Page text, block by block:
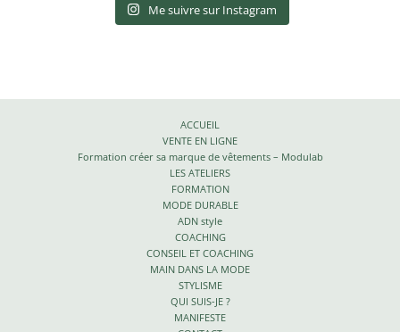
Me suivre sur Instagram
ACCUEIL
VENTE EN LIGNE
Formation créer sa marque de vêtements – Modulab
LES ATELIERS
FORMATION
MODE DURABLE
ADN style
COACHING
CONSEIL ET COACHING
MAIN DANS LA MODE
STYLISME
QUI SUIS-JE ?
MANIFESTE